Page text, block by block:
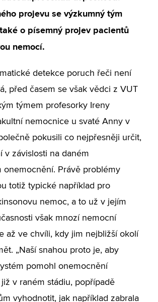
projevu se výzkumný tým
o písemný projev pacientů
nemocí.
detekce poruch řeči není
před časem se však vědci z VUT
týmem profesorky Ireny
nemocnice u svaté Anny v
pokusili co nejpřesněji určit,
v závislosti na daném
onemocnění. Právě problémy
totiž typické například pro
nemoc, a to už v jejím
však mnozí nemocní
až ve chvíli, kdy jim nejbližší okolí
„Naší snahou proto je, aby
pomohl onemocnění
v raném stádiu, popřípadě
vyhodnotit, jak například zabrala